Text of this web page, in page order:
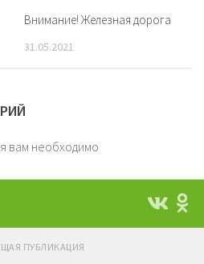
Внимание! Железная дорога
31.05.2021
вам необходимо
ПУБЛИКАЦИЯ